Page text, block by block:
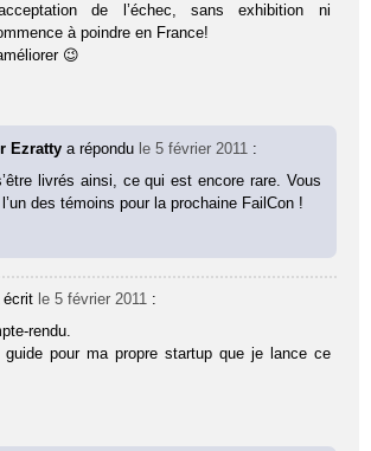
de l’échec, sans exhibition ni
à poindre en France!
😉
Ezrattya répondu le 5 février 2011 :
livrés ainsi, ce qui est encore rare. Vous
des témoins pour la prochaine FailCon !
écrit le 5 février 2011 :
rendu.
pour ma propre startup que je lance ce